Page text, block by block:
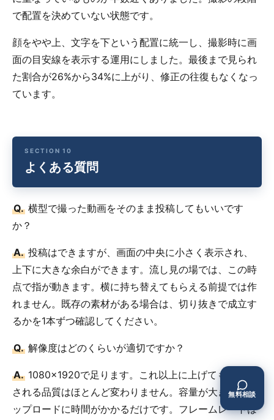
で配置を決めていない状態です。
顔をやや上、文字を下という配置に統一し、撮影時に画
面の目安線を表示する運用にしました。最後まで見られ
た割合が26%から34%に上がり、修正の往復もなくなっ
ています。
よくある質問
Q. 横型で撮った動画をそのまま投稿してもいいです
か？
A. 投稿はできますが、画面の中央に小さく表示され、
上下に大きな余白ができます。流し見の場では、この時
点で指が動きます。横に持ち替えてもらえる前提では作
れません。既存の素材がある場合は、切り抜きで成立す
るかを1本ずつ確認してください。
Q. 解像度はどのくらいが適切ですか？
A. 1080×1920で足ります。これ以上に上げても、表示
される品質はほとんど変わりません。容量が大きいとア
ップロードに時間がかかるだけです。フレームレートは
無料相談